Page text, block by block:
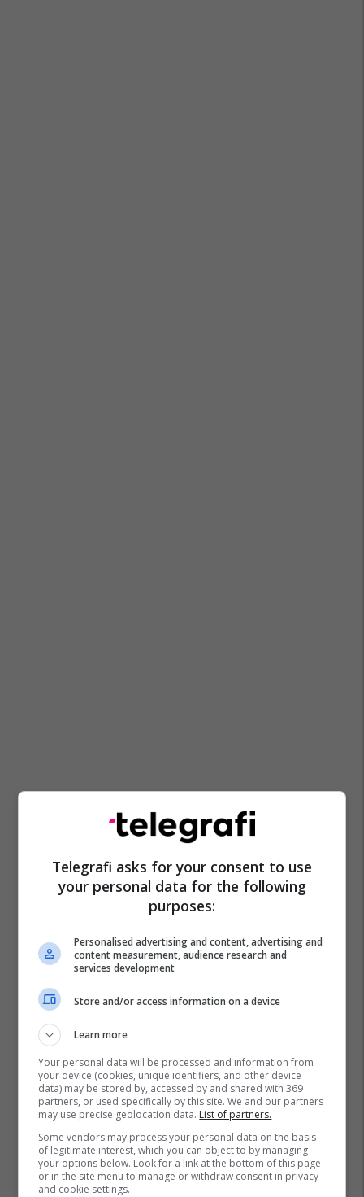
Telegrafi asks for your consent to use
your personal data for the following
purposes:
Personalised advertising and content, advertising and
content measurement, audience research and
services development
Store and/or access information on a device
Learn more
Your personal data will be processed and information from
your device (cookies, unique identifiers, and other device
data) may be stored by, accessed by and shared with 369
partners, or used specifically by this site. We and our partners
may use precise geolocation data. List of partners.
Some vendors may process your personal data on the basis
of legitimate interest, which you can object to by managing
your options below. Look for a link at the bottom of this page
or in the site menu to manage or withdraw consent in privacy
and cookie settings.